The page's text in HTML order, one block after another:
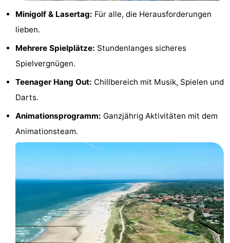
van
Schouwen
Veere
Natur
Oranjezon
Oostkapelle
Natur
Mantelingen
Zoutelande
bos
Vlissingen
Middelburg
Zeeuws-
Minigolf & Lasertag: Für alle, die Herausforderungen
lieben.
Mehrere Spielplätze: Stundenlanges sicheres
Spielvergnügen.
Teenager Hang Out: Chillbereich mit Musik, Spielen und
Darts.
Animationsprogramm: Ganzjährig Aktivitäten mit dem
Animationsteam.